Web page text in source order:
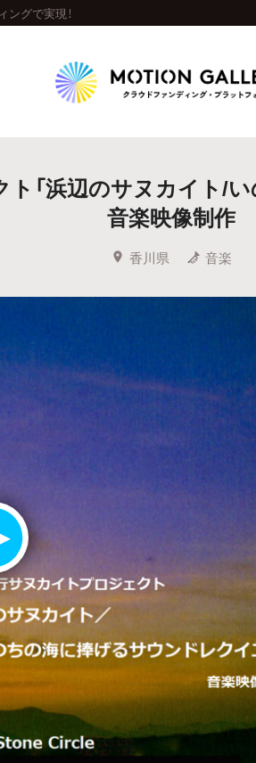
グで実現！
ロジェクト 新着プロジェクト
Feature
グから探す キュレーターから探す
Legendary
最新達成プロジェクト 調達額が大
「浜辺のサヌカイト/
音楽映像制作
香川県 音楽